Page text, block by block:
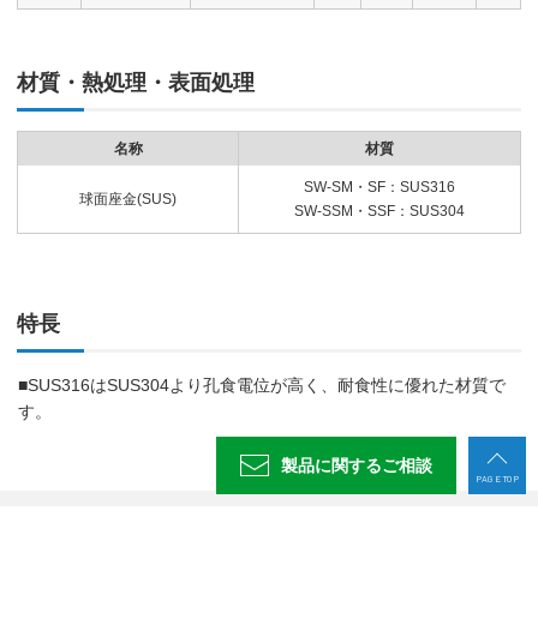
材質・熱処理・表面処理
名称 材質
球面座金(SUS)
SW-SM・SF：SUS316
SW-SSM・SSF：SUS304
特長
■SUS316はSUS304より孔食電位が高く、耐食性に優れた材質で
す。
製品に関するご相談
PAGE TOP